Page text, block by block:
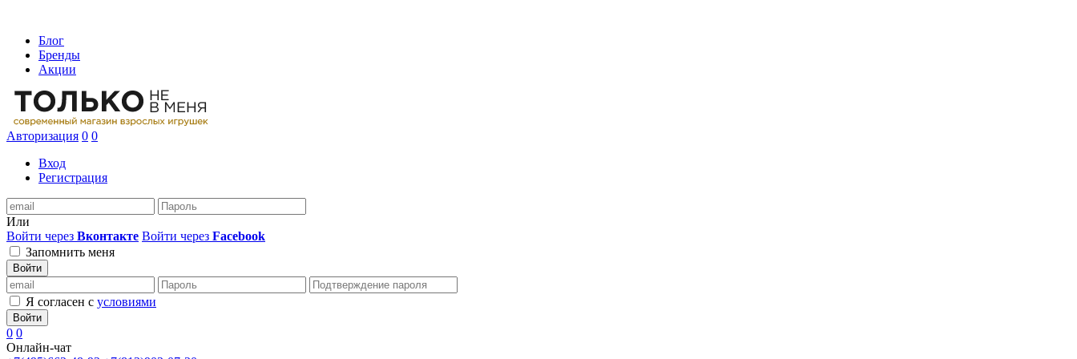
Блог
Бренды
Акции
Авторизация 0 0
Вход
Регистрация
Или
Войти через Вконтакте Войти через Facebook
Запомнить меня
Войти
Я согласен с условиями
Войти
0 0
Онлайн-чат